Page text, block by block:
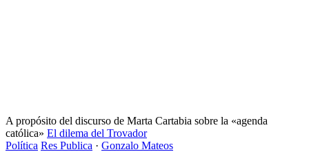
A propósito del discurso de Marta Cartabia sobre la «agenda
católica» El dilema del Trovador
Política Res Publica · Gonzalo Mateos